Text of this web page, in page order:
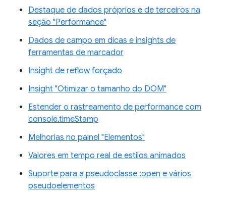
Destaque de dados próprios e de terceiros na
seção "Performance"
Dados de campo em dicas e insights de
ferramentas de marcador
Insight de reflow forçado
Insight "Otimizar o tamanho do DOM"
Estender o rastreamento de performance com
console.timeStamp
Melhorias no painel "Elementos"
Valores em tempo real de estilos animados
Suporte para a pseudoclasse :open e vários
pseudoelementos